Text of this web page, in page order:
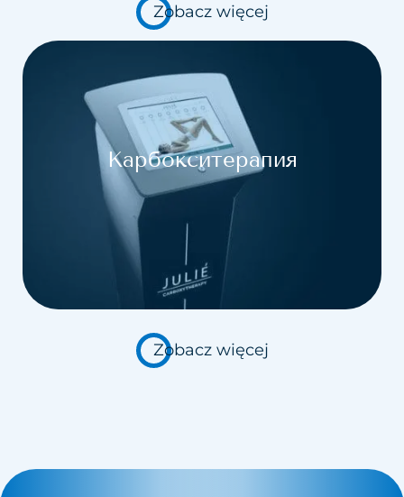
Zobacz więcej
Карбокситерапия
Zobacz więcej